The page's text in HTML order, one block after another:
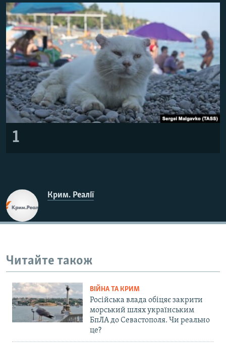
ВІДЕОУРОКИ «ELIFBE»
СВІДЧЕННЯ ОКУПАЦІЇ
УКРАЇНСЬКА ПРОБЛЕМА КРИМУ
ІНФОГРАФІКА
Русский
Qırımtatar
ДОЛУЧАЙСЯ!
Усі сайти RFE/RL
1
Крим. Реалії
Читайте також
ВІЙНА ТА КРИМ
Російська влада обіцяє закрити
морський шлях українським
БпЛА до Севастополя. Чи реально
це?